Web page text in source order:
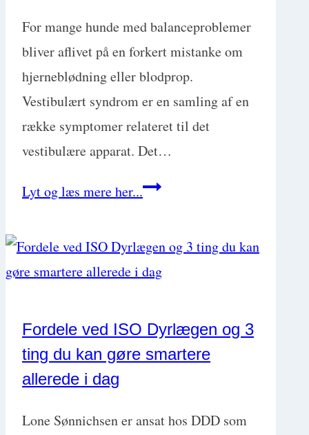
For mange hunde med balanceproblemer
bliver aflivet på en forkert mistanke om
hjerneblødning eller blodprop.
Vestibulært syndrom er en samling af en
række symptomer relateret til det
vestibulære apparat. Det…
Lyt og læs mere her...Hund
balanceproblemer.
Sådan
behandler
du
syndrom
Fordele ved ISO Dyrlægen og 3
ting du kan gøre smartere
allerede i dag
Lone Sønnichsen er ansat hos DDD som